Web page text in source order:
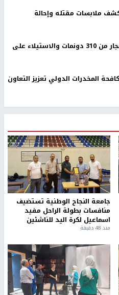
ملابسات مقتله وإحالة
الاحتلال يخطر باقتلاع أشجار من 310 دونمات والاستيلاء على
المخدرات الدولي تعزيز التعاون
جامعة النجاح الوطنية تستضيف
منافسات بطولة الراحل مفيد
اسماعيل لكرة اليد للناشئين
منذ 48 دقيقة